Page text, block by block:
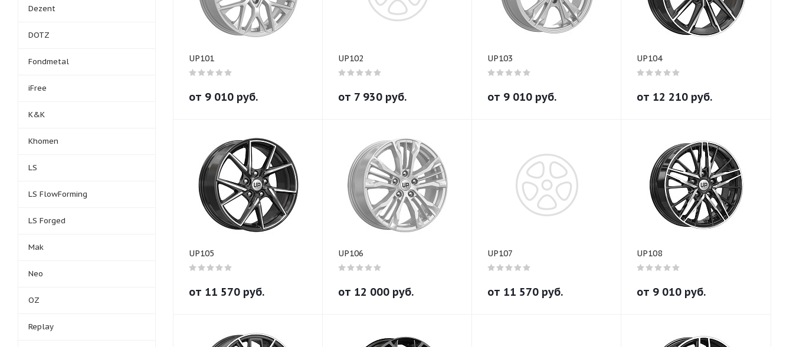
UP101
от 9 010 руб.
UP102
от 7 930 руб.
UP103
от 9 010 руб.
UP104
от 12 210 руб.
UP105
от 11 570 руб.
UP106
от 12 000 руб.
UP107
от 11 570 руб.
UP108
от 9 010 руб.
Dezent
DOTZ
Fondmetal
iFree
K&K
Khomen
LS
LS FlowForming
LS Forged
Mak
Neo
OZ
Replay